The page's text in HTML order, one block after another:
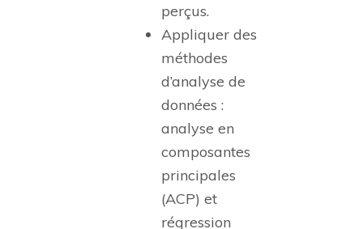
perçus.
Appliquer des
méthodes
d’analyse de
données :
analyse en
composantes
principales
(ACP) et
régression